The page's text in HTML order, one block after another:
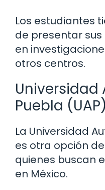
Los estudiantes
de presentar
en
otros centros.
Puebla (UAP)
La Universidad
es otra opción
quienes buscan
en México.